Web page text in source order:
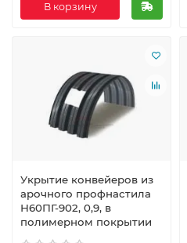
В корзину
Укрытие конвейеров из
арочного профнастила
Н60ПГ-902, 0,9, в
полимерном покрытии